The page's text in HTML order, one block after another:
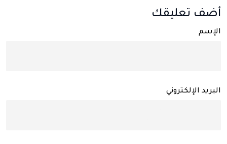
أضف تعليقك
الإسم
البريد الإلكتروني